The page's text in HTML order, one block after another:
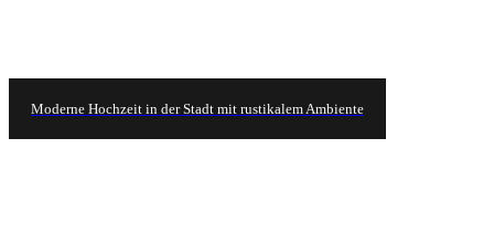
Moderne Hochzeit in der Stadt mit rustikalem Ambiente